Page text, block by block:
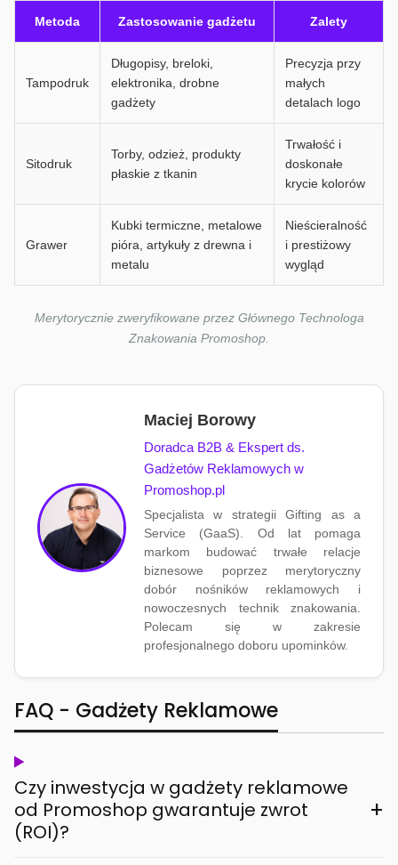
Metoda Zastosowanie gadżetu Zalety
Tampodruk
Długopisy, breloki,
elektronika, drobne
gadżety
Precyzja przy
małych
detalach logo
Sitodruk
Torby, odzież, produkty
płaskie z tkanin
Trwałość i
doskonałe
krycie kolorów
Grawer
Kubki termiczne, metalowe
pióra, artykuły z drewna i
metalu
Nieścieralność
i prestiżowy
wygląd
Merytorycznie zweryfikowane przez Głównego Technologa
Znakowania Promoshop.
Maciej Borowy
Doradca B2B & Ekspert ds.
Gadżetów Reklamowych w
Promoshop.pl
Specjalista w strategii Gifting as a
Service (GaaS). Od lat pomaga
markom budować trwałe relacje
biznesowe poprzez merytoryczny
dobór nośników reklamowych i
nowoczesnych technik znakowania.
Polecam się w zakresie
profesjonalnego doboru upominków.
FAQ - Gadżety Reklamowe
Czy inwestycja w gadżety reklamowe
od Promoshop gwarantuje zwrot
(ROI)?
+